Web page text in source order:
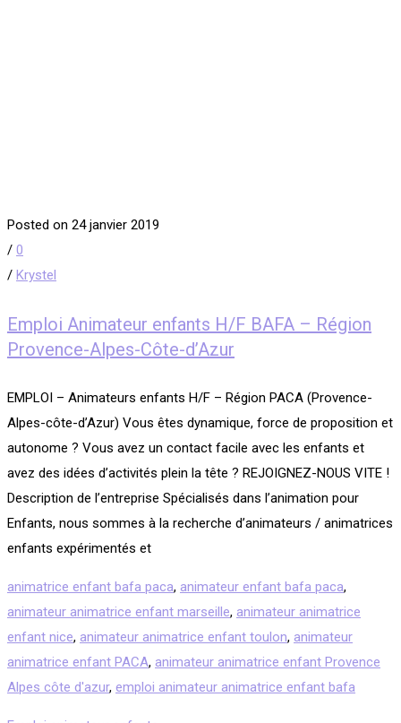
Posted on 24 janvier 2019
/ 0
/ Krystel
Emploi Animateur enfants H/F BAFA – Région
Provence-Alpes-Côte-d’Azur
EMPLOI – Animateurs enfants H/F – Région PACA (Provence-
Alpes-côte-d’Azur) Vous êtes dynamique, force de proposition et
autonome ? Vous avez un contact facile avec les enfants et
avez des idées d’activités plein la tête ? REJOIGNEZ-NOUS VITE !
Description de l’entreprise Spécialisés dans l’animation pour
Enfants, nous sommes à la recherche d’animateurs / animatrices
enfants expérimentés et
animatrice enfant bafa paca, animateur enfant bafa paca,
animateur animatrice enfant marseille, animateur animatrice
enfant nice, animateur animatrice enfant toulon, animateur
animatrice enfant PACA, animateur animatrice enfant Provence
Alpes côte d'azur, emploi animateur animatrice enfant bafa